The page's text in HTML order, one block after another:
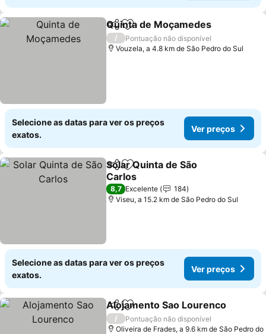
PartilharAdicionar aos favoritos
Quinta de Moçamedes
/
Pontuação não disponível
Vouzela, a 4.8 km de São Pedro do Sul
Selecione as datas para ver os preços
exatos.
Ver preços
PartilharAdicionar aos favoritos
Solar Quinta de São
Carlos
Ver preços
8,7 Excelente
184
Viseu, a 15.2 km de São Pedro do Sul
Selecione as datas para ver os preços
exatos.
Ver preços
PartilharAdicionar aos favoritos
Alojamento Sao Lourenco
/
Pontuação não disponível
Oliveira de Frades, a 9.6 km de São Pedro do